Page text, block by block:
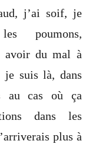
j’ai soif, je
poumons,
avoir du mal à
je suis là, dans
au cas où ça
dans les
plus à